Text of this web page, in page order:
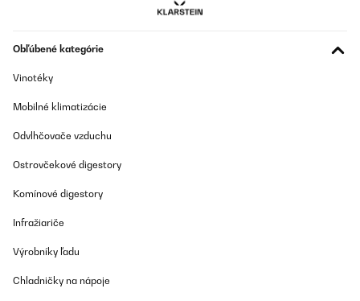
Obľúbené kategórie
Vinotéky
Mobilné klimatizácie
Odvlhčovače vzduchu
Ostrovčekové digestory
Komínové digestory
Infražiariče
Výrobníky ľadu
Chladničky na nápoje